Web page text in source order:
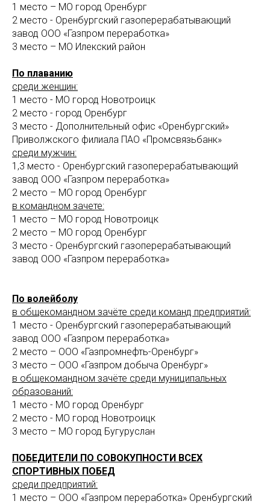
1 место – МО город Оренбург
2 место - Оренбургский газоперерабатывающий
завод ООО «Газпром переработка»
3 место – МО Илекский район
По плаванию
среди женщин:
1 место - МО город Новотроицк
2 место - город Оренбург
3 место - Дополнительный офис «Оренбургский»
Приволжского филиала ПАО «Промсвязьбанк»
среди мужчин:
1,3 место - Оренбургский газоперерабатывающий
завод ООО «Газпром переработка»
2 место – МО город Оренбург
в командном зачете:
1 место – МО город Новотроицк
2 место – МО город Оренбург
3 место - Оренбургский газоперерабатывающий
завод ООО «Газпром переработка»
По волейболу
в общекомандном зачёте среди команд предприятий:
1 место - Оренбургский газоперерабатывающий
завод ООО «Газпром переработка»
2 место – ООО «Газпромнефть-Оренбург»
3 место – ООО «Газпром добыча Оренбург»
в общекомандном зачёте среди муниципальных
образований:
1 место - МО город Оренбург
2 место - МО город Новотроицк
3 место – МО город Бугуруслан
ПОБЕДИТЕЛИ ПО СОВОКУПНОСТИ ВСЕХ
СПОРТИВНЫХ ПОБЕД
среди предприятий:
1 место – ООО «Газпром переработка» Оренбургский